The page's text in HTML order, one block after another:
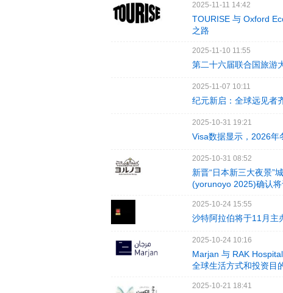
2025-11-11 14:42
TOURISE 与 Oxford
之路
2025-11-10 11:55
第二十六届联合国旅游
2025-11-07 10:11
纪元新启：全球远见者
2025-10-31 19:21
Visa数据显示，2026年
2025-10-31 08:52
新晋“日本新三大夜景”
(yorunoyo 2025)确认
2025-10-24 15:55
沙特阿拉伯将于11月主
2025-10-24 10:16
Marjan 与 RAK
全球生活方式和投资目
2025-10-21 18:41